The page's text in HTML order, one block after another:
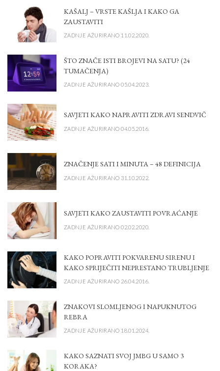
KAŠALJ – VRSTE KAŠLJA I KAKO GA
ZAUSTAVITI
ZADNJE AŽURIRANO 11.02.2020.
ŠTO ZNAČE ISTI BROJEVI NA SATU? (24
TUMAČENJA)
ZADNJE AŽURIRANO 05.04.2023.
SAVJETI KAKO NAPRAVITI ZDRAVI SENDVIČ
ZADNJE AŽURIRANO 04.05.2016.
ZNAČENJE SATI I MINUTA – 48 DEFINICIJA
ZADNJE AŽURIRANO 31.10.2022.
SAVJETI KAKO ZAUSTAVITI POVRAĆANJE
ZADNJE AŽURIRANO 02.02.2020.
KAKO POPRAVITI POKVARENU SIRENU I
KAKO SPRIJEČITI NEPRESTANO TRUBLJENJE
ZADNJE AŽURIRANO 26.04.2016.
ZNAKOVI SLOMLJENOG I NAPUKNUTOG
REBRA
ZADNJE AŽURIRANO 18.01.2024.
KAKO SAZNATI SVOJ JMBG U SAMO 3
KORAKA?